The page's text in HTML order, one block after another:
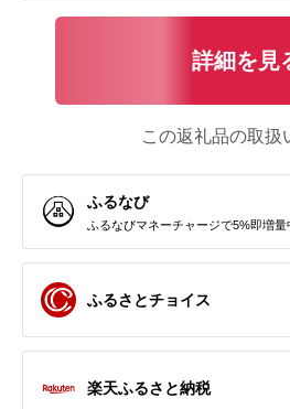
詳細を見
この返礼品の取扱
ふるなび
ふるなびマネーチャージで5%即増量
ふるさとチョイス
楽天ふるさと納税